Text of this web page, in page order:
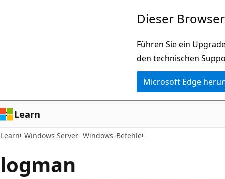
Dieser
Führen Sie ein
den technischen
Microsoft Edge
Learn
Learn Windows Server Windows-Befehle
logman